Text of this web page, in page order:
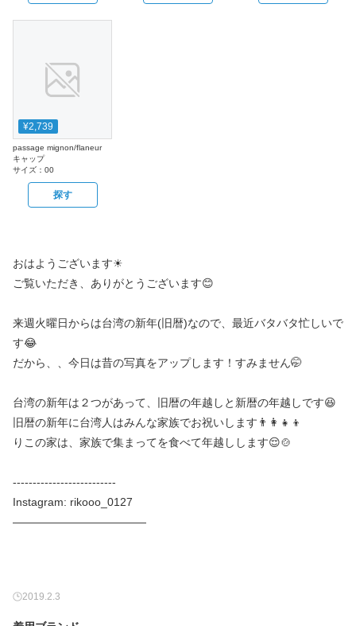
¥2,739
passage mignon/flaneur
キャップ
サイズ： 00
探す
おはようございます☀
ご覧いただき、ありがとうございます😊
来週火曜日からは台湾の新年(旧暦)なので、最近バタバタ忙しいで
す😂
だから、、今日は昔の写真をアップします！すみません🤭
台湾の新年は２つがあって、旧暦の年越しと新暦の年越しです😆
旧暦の新年に台湾人はみんな家族でお祝いします👨‍👩‍👧‍👦
りこの家は、家族で集まってを食べて年越しします😌🍲
--------------------------
Instagram: rikooo_0127
————————————
2019.2.3